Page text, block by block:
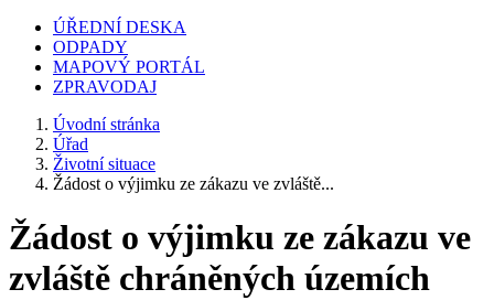
ÚŘEDNÍ DESKA
ODPADY
MAPOVÝ PORTÁL
ZPRAVODAJ
Úvodní stránka
Úřad
Životní situace
Žádost o výjimku ze zákazu ve zvláště...
Žádost o výjimku ze zákazu ve
zvláště chráněných územích